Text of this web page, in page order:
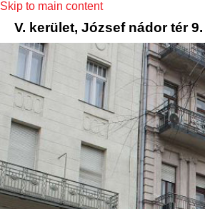
Skip to main content
V. kerület, József nádor tér 9.